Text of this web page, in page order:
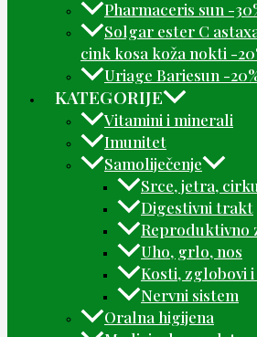
Pharmaceris sun -
Solgar ester C
cink kosa koža nokti -
Uriage Bariesun -
KATEGORIJE
Vitamini i minerali
Imunitet
Samoliječenje
Srce, jetra,
Digestivni trakt
Reproduktivno
Uho, grlo, nos
Kosti, zglobovi i
Nervni sistem
Oralna higijena